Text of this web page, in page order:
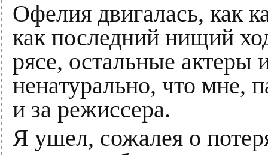
Офелия двигалась, как
как последний нищий
рясе, остальные
ненатурально, что мне,
и за режиссера.
Я ушел, сожалея о